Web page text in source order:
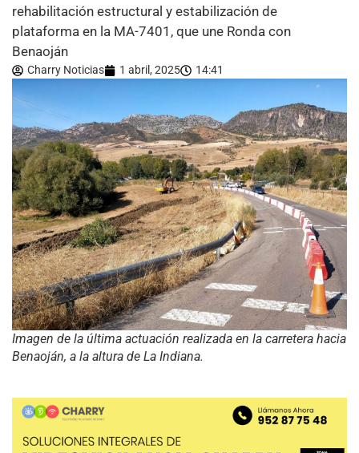
rehabilitación estructural y estabilización de
plataforma en la MA-7401, que une Ronda con
Benaoján
Charry Noticias 1 abril, 2025 14:41
Imagen de la última actuación realizada en la carretera hacia
Benaoján, a la altura de La Indiana.